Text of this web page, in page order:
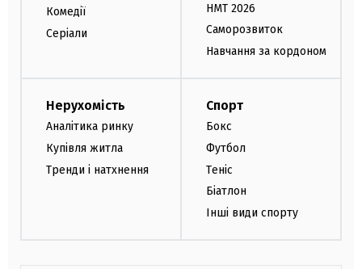
Комедії
Серіали
НМТ 2026
Саморозвиток
Навчання за кордоном
Нерухомість
Аналітика ринку
Купівля житла
Тренди і натхнення
Спорт
Бокс
Футбол
Теніс
Біатлон
Інші види спорту